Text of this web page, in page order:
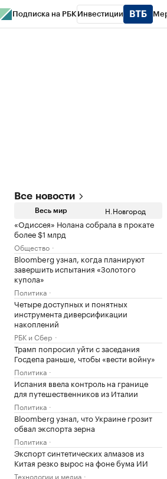
Подписка на РБК Инвестиции
Все новости
Весь мир Н.Новгород
«Одиссея» Нолана собрала в прокате
более $1 млрд
Общество
Bloomberg узнал, когда планируют
завершить испытания «Золотого
купола»
Политика
Четыре доступных и понятных
инструмента диверсификации
накоплений
РБК и Сбер
Трамп попросил уйти с заседания
Госдепа раньше, чтобы «вести войну»
Политика
Испания ввела контроль на границе
для путешественников из Италии
Политика
Bloomberg узнал, что Украине грозит
обвал экспорта зерна
Политика
Экспорт синтетических алмазов из
Китая резко вырос на фоне бума ИИ
Технологии и медиа